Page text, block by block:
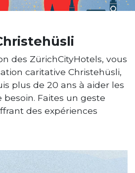
des ZürichCityHotels, vous
caritative Christehüsli,
plus de 20 ans à aider les
besoin. Faites un geste
des expériences